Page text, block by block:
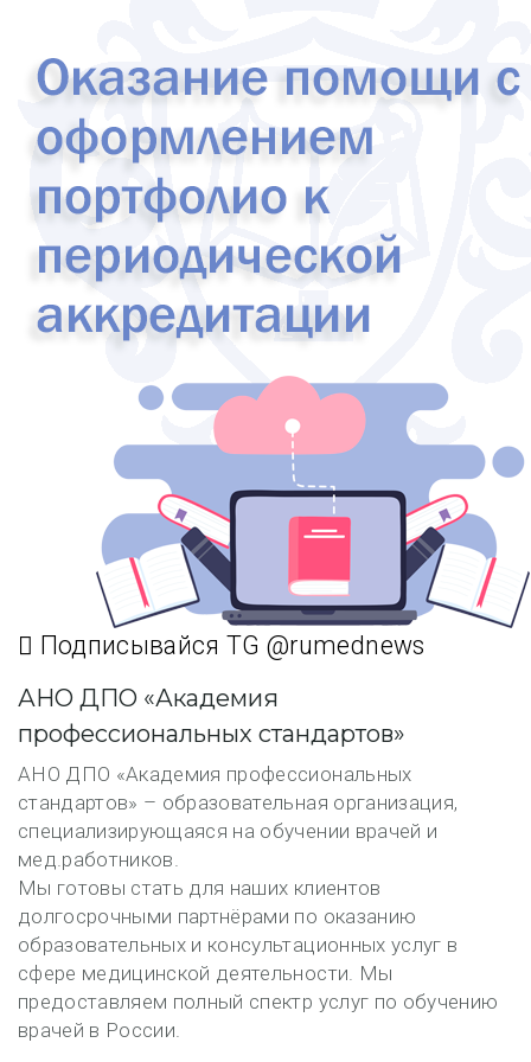
Подписывайся TG @rumednews
АНО ДПО «Академия
профессиональных стандартов»
АНО ДПО «Академия профессиональных
стандартов» – образовательная организация,
специализирующаяся на обучении врачей и
мед.работников.
Мы готовы стать для наших клиентов
долгосрочными партнёрами по оказанию
образовательных и консультационных услуг в
сфере медицинской деятельности. Мы
предоставляем полный спектр услуг по обучению
врачей в России.